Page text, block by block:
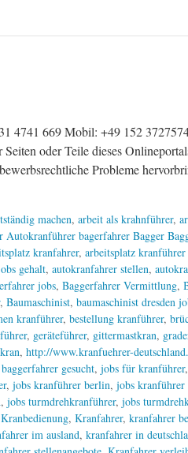
4741 669 Mobil: +49 152
oder Teile dieses
Probleme
machen, arbeit als krahnführer,
bagerfahrer Bagger
kranfahrer, arbeitsplatz kranführer
gehalt, autokranfahrer stellen,
jobs, Baggerfahrer Vermittlung,
, Baumaschinist, baumaschinist dresden
kranführer, bestellung kranführer,
, geräteführer, gittermastkran,
, http://www.kranfuehrer-
gesucht, jobs für kranführer,
, jobs kranführer berlin, jobs kranführer
, jobs turmdrehkranführer, jobs
Kranbedienung, Kranfahrer, kranfahrer
im ausland, kranfahrer in